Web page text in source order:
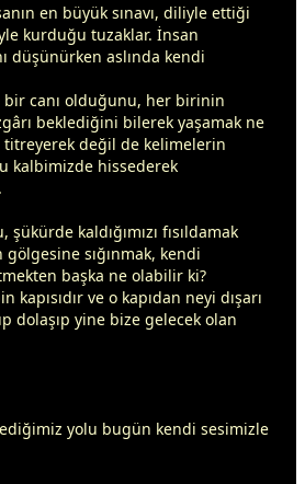
en büyük sınavı, diliyle ettiği
kurduğu tuzaklar. İnsan
düşünürken aslında kendi
bir canı olduğunu, her birinin
beklediğini bilerek yaşamak ne
değil de kelimelerin
kalbimizde hissederek
kaldığımızı fısıldamak
sığınmak, kendi
başka ne olabilir ki?
kapısıdır ve o kapıdan neyi dışarı
dolaşıp yine bize gelecek olan
yolu bugün kendi sesimizle